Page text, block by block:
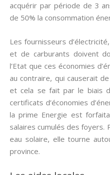
acquérir par période de 3
de 50% la consommation
Les fournisseurs
et de carburants doivent
l’Etat que ces économies
au contraire, qui causerait
et cela se fait par le biais
certificats d’économies
la prime Energie est
salaires cumulés des foyers.
eau solaire, elle tourne
province.